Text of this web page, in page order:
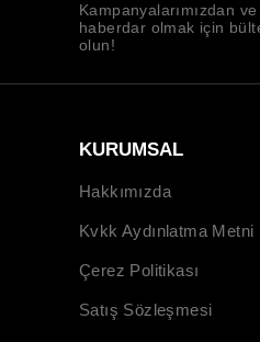
Kampanyalarımızdan
haberdar olmak için
olun!
KURUMSAL
Hakkımızda
Kvkk Aydınlatma Metni
Çerez Politikası
Satış Sözleşmesi